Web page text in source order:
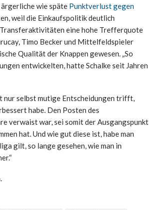
ärgerliche wie späte Punktverlust gegen
weil die Einkaufspolitik deutlich
Transferaktivitäten eine hohe Trefferquote
Timo Becker und Mittelfeldspieler
Qualität der Knappen gewesen. „So
entwickelten, hatte Schalke seit Jahren
nur selbst mutige Entscheidungen trifft,
habe. Den Posten des
verwaist war, sei somit der Ausgangspunkt
hat. Und wie gut diese ist, habe man
gilt, so lange gesehen, wie man in